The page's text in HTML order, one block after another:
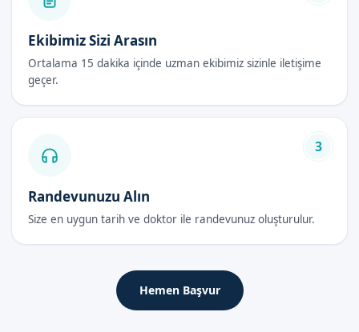
İşlem sonrası, çocukların rahat ve konforlu olması için
gereken tüm önlemler alınır. Ailelere, sünnet sonrası bakım
konusunda detaylı bilgi verilir.
İyileşme Süreci
olarak değişebilir. Ancak, lazer sünnet sayesinde bu süreç
genellikle daha kısa ve konforludur.
Dikkat Edilmesi Gerekenler
Çocukların, sünnet sonrası belirli bir süre boyunca dinlenmesi
ve doktorun önerilerine uyması önemlidir.
Ekibimiz Sizi Arasın
Ortalama 15 dakika içinde uzman ekibimiz sizinle iletişime
geçer.
3
Randevunuzu Alın
Size en uygun tarih ve doktor ile randevunuz oluşturulur.
Hemen Başvur